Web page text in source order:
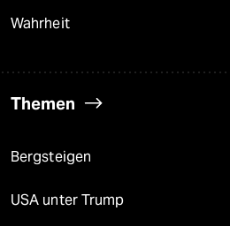
Wahrheit
Themen
Bergsteigen
USA unter Trump